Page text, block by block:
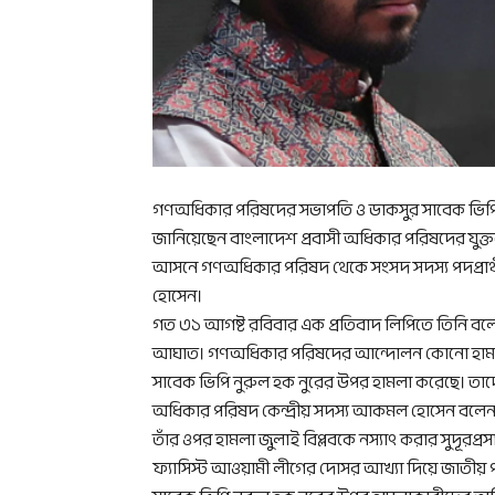
গণঅধিকার পরিষদের সভাপতি ও ডাকসুর সাবেক
জানিয়েছেন বাংলাদেশ প্রবাসী অধিকার পরিষদের
আসনে গণঅধিকার পরিষদ থেকে সংসদ সদস্য
হোসেন।
গত ৩১ আগষ্ট রবিবার এক প্রতিবাদ লিপিতে তিনি
আঘাত। গণঅধিকার পরিষদের আন্দোলন কোনো
সাবেক ভিপি নুরুল হক নুরের উপর হামলা করেছে।
অধিকার পরিষদ কেন্দ্রীয় সদস্য আকমল হোসেন
তাঁর ওপর হামলা জুলাই বিপ্লবকে নস্যাৎ করার
ফ্যাসিস্ট আওয়ামী লীগের দোসর আখ্যা দিয়ে জাতীয়